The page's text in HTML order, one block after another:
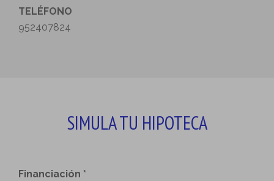
TELÉFONO
952407824
SIMULA TU HIPOTECA
Financiación *